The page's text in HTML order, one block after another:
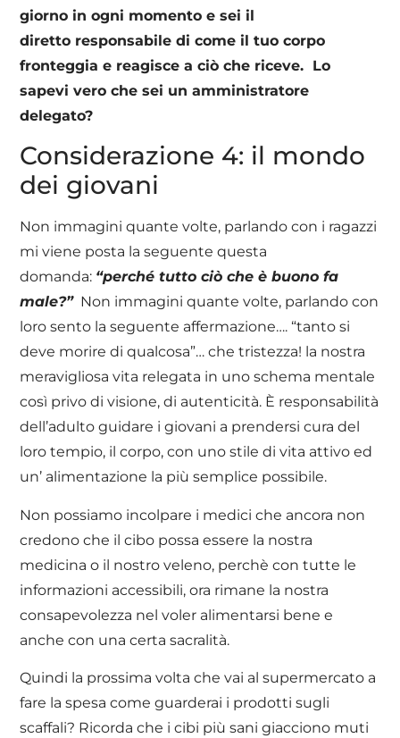
giorno in ogni momento e sei il
diretto responsabile di come il tuo corpo
fronteggia e reagisce a ciò che riceve. Lo
sapevi vero che sei un amministratore
delegato?
Considerazione 4: il mondo
dei giovani
Non immagini quante volte, parlando con i ragazzi
mi viene posta la seguente questa
domanda: “perché tutto ciò che è buono fa
male?”Non immagini quante volte, parlando con
loro sento la seguente affermazione…. “tanto si
deve morire di qualcosa”… che tristezza! la nostra
meravigliosa vita relegata in uno schema mentale
così privo di visione, di autenticità. È responsabilità
dell’adulto guidare i giovani a prendersi cura del
loro tempio, il corpo, con uno stile di vita attivo ed
un’ alimentazione la più semplice possibile.
Non possiamo incolpare i medici che ancora non
credono che il cibo possa essere la nostra
medicina o il nostro veleno, perchè con tutte le
informazioni accessibili, ora rimane la nostra
consapevolezza nel voler alimentarsi bene e
anche con una certa sacralità.
Quindi la prossima volta che vai al supermercato a
fare la spesa come guarderai i prodotti sugli
scaffali? Ricorda che i cibi più sani giacciono muti